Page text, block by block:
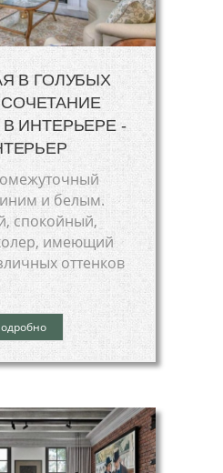
В ГОЛУБЫХ
ИНТЕРЬЕРЕ -
и белым.
спокойный,
имеющий
оттенков